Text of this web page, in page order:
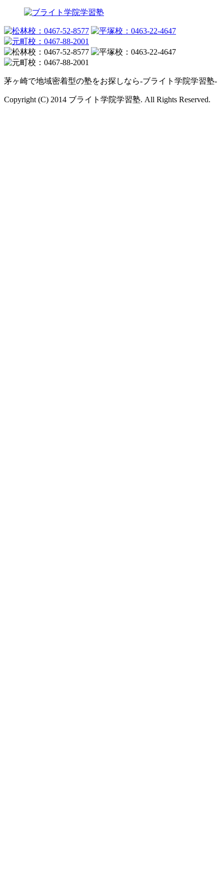
茅ヶ崎で地域密着型の塾をお探しなら-ブライト学院学習塾-
Copyright (C) 2014 ブライト学院学習塾. All Rights Reserved.